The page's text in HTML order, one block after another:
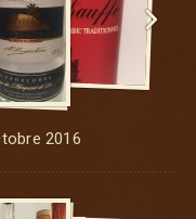

2016